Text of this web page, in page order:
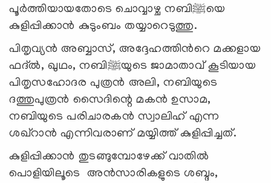
പൂര്‍ത്തിയായതോടെ ചൊവ്വാഴ്ച നബിﷺയെ
കുളിപ്പിക്കാന്‍ കുടുംബം തയ്യാറെടുത്തു.
പിതൃവ്യന്‍ അബ്ബാസ്, അദ്ദേഹത്തിന്‍റെ മക്കളായ
ഫദ്ല്‍, ഖുഥം, നബിﷺയുടെ ജാമാതാവ് കൂടിയായ
പിതൃസഹോദര പുത്രന്‍ അലി, നബിയുടെ
ദത്തുപുത്രന്‍ സൈദിന്റെ മകന്‍ ഉസാമ,
നബിയുടെ പരിചാരകന്‍ സ്വാലിഹ് എന്ന
ശഖ്റാന്‍ എന്നിവരാണ് മയ്യിത്ത് കുളിപ്പിച്ചത്.
കുളിപ്പിക്കാന്‍ തുടങ്ങുമ്പോഴേക്ക് വാതില്‍
പൊളിയിലൂടെ അന്‍സാരികളുടെ ശബ്ദം,